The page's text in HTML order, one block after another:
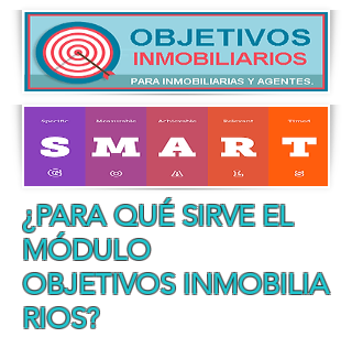
¿PARA QUÉ SIRVE EL
MÓDULO
OBJETIVOS INMOBILIA
RIOS?